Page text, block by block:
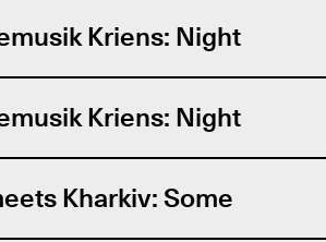
Kriens: Night
Kriens: Night
Kharkiv: Some